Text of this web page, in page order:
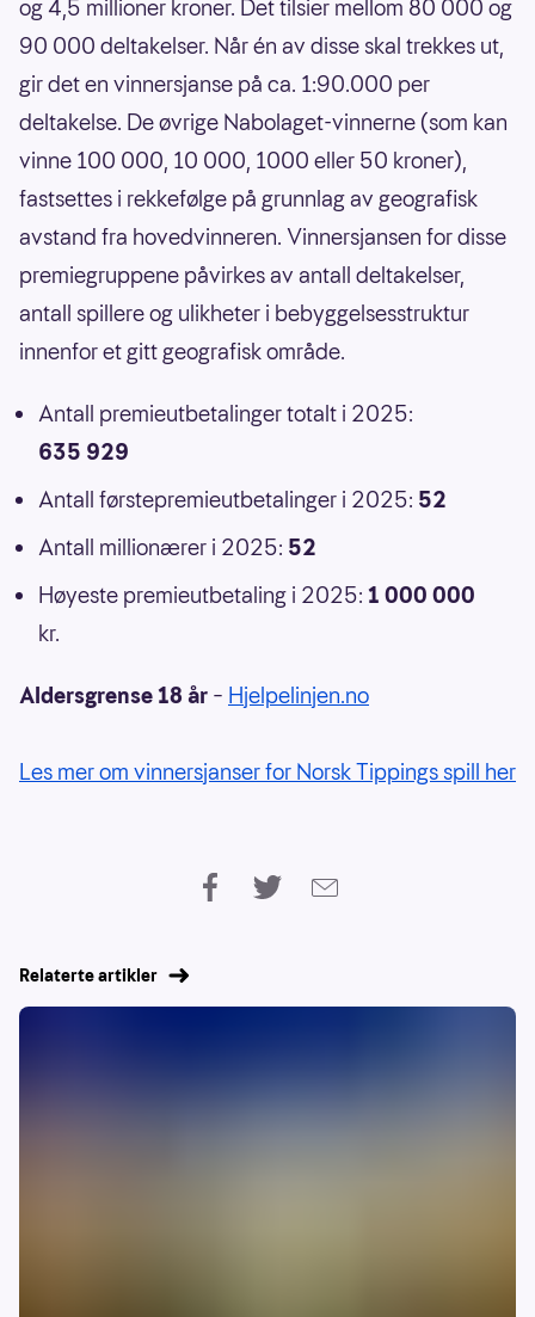
og 4,5 millioner kroner. Det tilsier mellom 80 000 og
90 000 deltakelser. Når én av disse skal trekkes ut,
gir det en vinnersjanse på ca. 1:90.000 per
deltakelse. De øvrige Nabolaget-vinnerne (som kan
vinne 100 000, 10 000, 1000 eller 50 kroner),
fastsettes i rekkefølge på grunnlag av geografisk
avstand fra hovedvinneren. Vinnersjansen for disse
premiegruppene påvirkes av antall deltakelser,
antall spillere og ulikheter i bebyggelsesstruktur
innenfor et gitt geografisk område.
Antall premieutbetalinger totalt i 2025:
635 929
Antall førstepremieutbetalinger i 2025: 52
Antall millionærer i 2025: 52
Høyeste premieutbetaling i 2025: 1 000 000
kr.
Aldersgrense 18 år – Hjelpelinjen.no
Les mer om vinnersjanser for Norsk Tippings spill her
Relaterte artikler